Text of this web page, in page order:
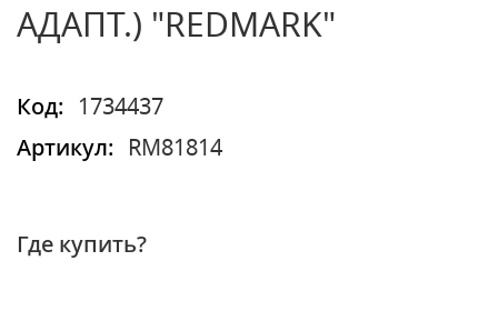
АДАПТ.) "REDMARK"
Код:
1734437
Артикул:
RM81814
Где купить?